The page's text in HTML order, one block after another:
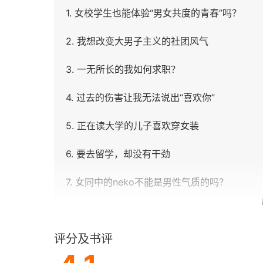
1. 女校学生也能体验“男女共度的青春”吗？
2. 我想改变大男子主义的社团风气
3. 一无所长的我如何求职？
4. 过去的伤害让我无法说出“喜欢你”
5. 正在读大学的儿子喜欢穿女装
6. 要去留学，却没有干劲
7. 女同中的neko不能是男性气质的吗？
9. 总来保健室的棘手学生
评分及书评